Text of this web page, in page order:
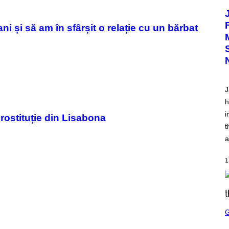
și să am în sfârșit o relație cu un bărbat
din Lisabona
T
O
V
I
A
C
A
R
K
)
C